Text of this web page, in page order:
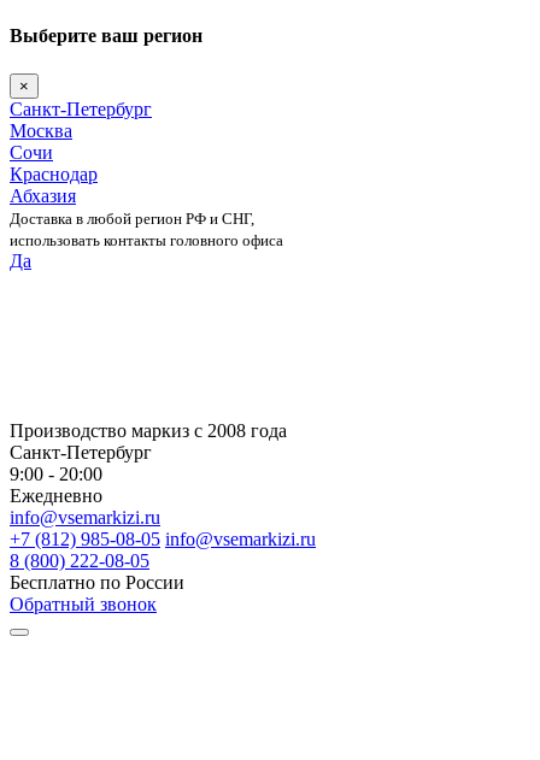
Выберите ваш регион
×
Санкт-Петербург
Москва
Сочи
Краснодар
Абхазия
Доставка в любой регион РФ и СНГ,
использовать контакты головного офиса
Да
Производство маркиз с 2008 года
Санкт-Петербург
9:00 - 20:00
Ежедневно
info@vsemarkizi.ru
+7 (812) 985-08-05 info@vsemarkizi.ru
8 (800) 222-08-05
Бесплатно по России
Обратный звонок